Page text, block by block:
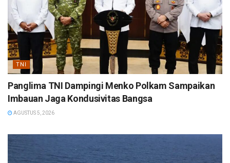
TNI
Panglima TNI Dampingi Menko Polkam Sampaikan
Imbauan Jaga Kondusivitas Bangsa
AGUSTUS 5, 2026